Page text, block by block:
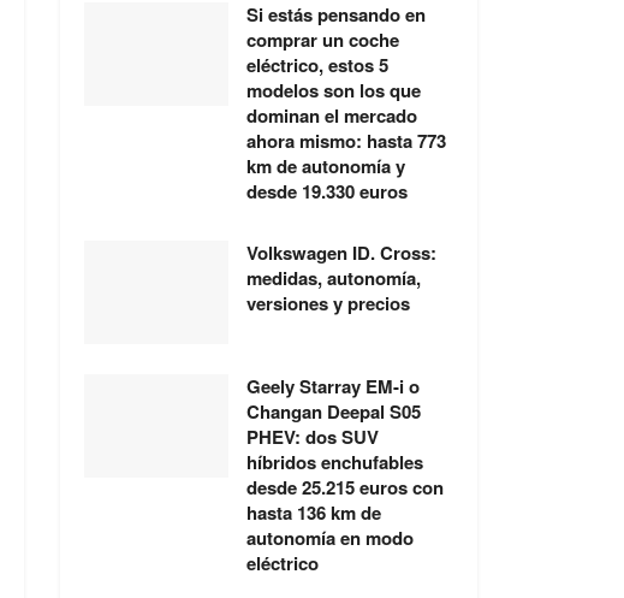
Si estás pensando en
comprar un coche
eléctrico, estos 5
modelos son los que
dominan el mercado
ahora mismo: hasta 773
km de autonomía y
desde 19.330 euros
Volkswagen ID. Cross:
medidas, autonomía,
versiones y precios
Geely Starray EM-i o
Changan Deepal S05
PHEV: dos SUV
híbridos enchufables
desde 25.215 euros con
hasta 136 km de
autonomía en modo
eléctrico